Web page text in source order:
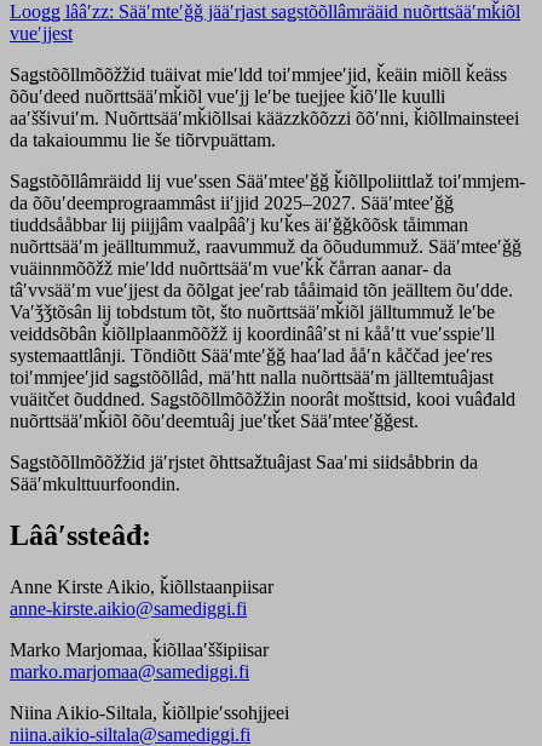
Looǥǥ lââʹzz: Sääʹmteʹǧǧ jääʹrjast saǥstõõllâmrääid nuõrttsääʹmǩiõl
vueʹjjest
Saǥstõõllmõõžžid tuäivat mieʹldd toiʹmmjeeʹjid, ǩeäin miõll ǩeäss
õõuʹdeed nuõrttsääʹmǩiõl vueʹjj leʹbe tuejjee ǩiõʹlle kuulli
aaʹššivuiʹm. Nuõrttsääʹmǩiõllsai kääzzkõõzzi õõʹnni, ǩiõllmainsteei
da takaioummu lie še tiõrvpuättam.
Saǥstõõllâmräidd lij vueʹssen Sääʹmteeʹǧǧ ǩiõllpoliittlaž toiʹmmjem-
da õõuʹdeemprograammâst iiʹjjid 2025–2027. Sääʹmteeʹǧǧ
tiuddsååbbar lij piijjâm vaalpââʹj kuʹǩes äiʹǧǧkõõsk tåimman
nuõrttsääʹm jeälltummuž, raavummuž da õõudummuž. Sääʹmteeʹǧǧ
vuäinnmõõžž mieʹldd nuõrttsääʹm vueʹǩǩ čårran aanar- da
tâʹvvsääʹm vueʹjjest da õõlǥat jeeʹrab tååimaid tõn jeälltem õuʹdde.
Vaʹǯǯtõsân lij tobdstum tõt, što nuõrttsääʹmǩiõl jälltummuž leʹbe
veiddsõbân ǩiõllplaanmõõžž ij koordinââʹst ni kååʹtt vueʹsspieʹll
systemaattlânji. Tõndiõtt Sääʹmteʹǧǧ haaʹlad ååʹn kåččad jeeʹres
toiʹmmjeeʹjid saǥstõõllâd, mäʹhtt nalla nuõrttsääʹm jälltemtuâjast
vuäitčet õuddned. Saǥstõõllmõõžžin noorât mošttsid, kooi vuâđald
nuõrttsääʹmǩiõl õõuʹdeemtuâj jueʹtǩet Sääʹmteeʹǧǧest.
Saǥstõõllmõõžžid jäʹrjstet õhttsažtuâjast Saaʹmi siidsåbbrin da
Sääʹmkulttuurfoondin.
Lââʹssteâđ:
Anne Kirste Aikio, ǩiõllstaanpiisar
anne-kirste.aikio@samediggi.fi
Marko Marjomaa, ǩiõllaaʹššipiisar
marko.marjomaa@samediggi.fi
Niina Aikio-Siltala, ǩiõllpieʹssohjjeei
niina.aikio-siltala@samediggi.fi